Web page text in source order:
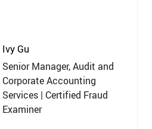
Ivy Gu
Senior Manager, Audit and
Corporate Accounting
Services | Certified Fraud
Examiner